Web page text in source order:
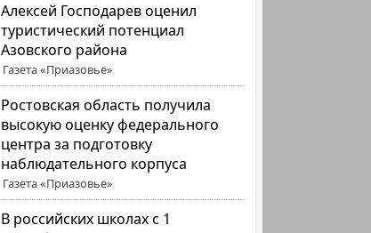
Алексей Господарев оценил
туристический потенциал
Азовского района
Газета «Приазовье»
Ростовская область получила
высокую оценку федерального
центра за подготовку
наблюдательного корпуса
Газета «Приазовье»
В российских школах с 1